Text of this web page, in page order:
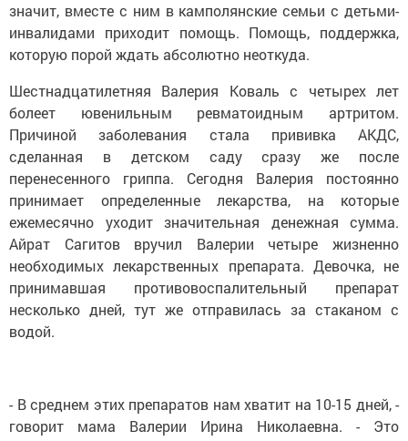
значит, вместе с ним в камполянские семьи с детьми-
инвалидами приходит помощь. Помощь, поддержка,
которую порой ждать абсолютно неоткуда.
Шестнадцатилетняя Валерия Коваль с четырех лет
болеет ювенильным ревматоидным артритом.
Причиной заболевания стала прививка АКДС,
сделанная в детском саду сразу же после
перенесенного гриппа. Сегодня Валерия постоянно
принимает определенные лекарства, на которые
ежемесячно уходит значительная денежная сумма.
Айрат Сагитов вручил Валерии четыре жизненно
необходимых лекарственных препарата. Девочка, не
принимавшая противовоспалительный препарат
несколько дней, тут же отправилась за стаканом с
водой.
- В среднем этих препаратов нам хватит на 10-15 дней, -
говорит мама Валерии Ирина Николаевна. - Это